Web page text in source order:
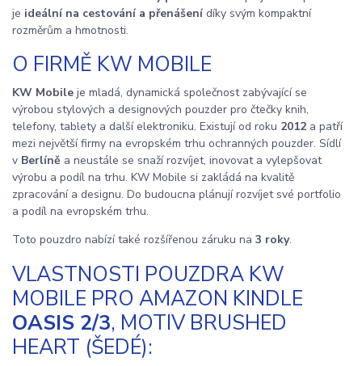
je ideální na cestování a přenášenídíky svým kompaktní
rozměrům a hmotnosti.
O FIRMĚ KW MOBILE
KW Mobile je mladá, dynamická společnost zabývající se
výrobou stylových a designových pouzder pro čtečky knih,
telefony, tablety a další elektroniku. Existují od roku 2012 a patří
mezi největší firmy na evropském trhu ochranných pouzder. Sídlí
v Berlíně a neustále se snaží rozvíjet, inovovat a vylepšovat
výrobu a podíl na trhu. KW Mobile si zakládá na kvalitě
zpracování a designu. Do budoucna plánují rozvíjet své portfolio
a podíl na evropském trhu.
Toto pouzdro nabízí také rozšířenou záruku na 3 roky.
VLASTNOSTI POUZDRA KW
MOBILE PRO AMAZON KINDLE
OASIS 2/3, MOTIV BRUSHED
HEART (ŠEDÉ):